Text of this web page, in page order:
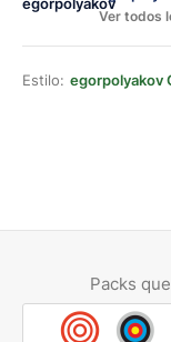
Ver todos
Estilo: egorpolyakov
Packs